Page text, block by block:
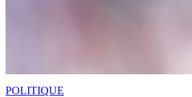
POLITIQUE